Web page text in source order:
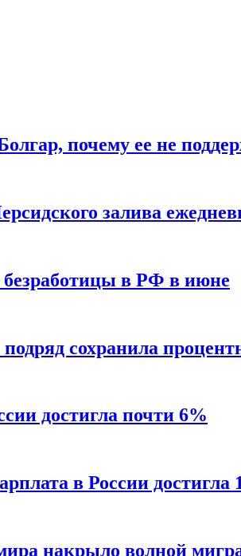
почему ее не
залива
безработицы в РФ в июне
сохранила
достигла почти 6%
в России достигла
накрыло волной